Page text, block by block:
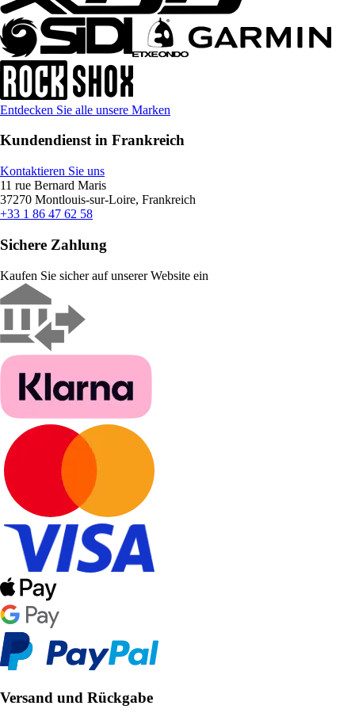
Entdecken Sie alle unsere Marken
Kundendienst in Frankreich
Kontaktieren Sie uns
11 rue Bernard Maris
37270 Montlouis-sur-Loire, Frankreich
+33 1 86 47 62 58
Sichere Zahlung
Kaufen Sie sicher auf unserer Website ein
Versand und Rückgabe